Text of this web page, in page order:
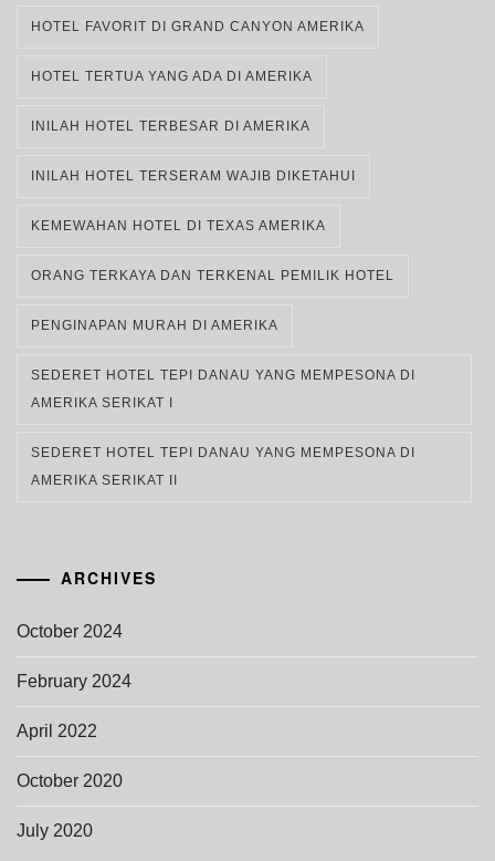
HOTEL FAVORIT DI GRAND CANYON AMERIKA
HOTEL TERTUA YANG ADA DI AMERIKA
INILAH HOTEL TERBESAR DI AMERIKA
INILAH HOTEL TERSERAM WAJIB DIKETAHUI
KEMEWAHAN HOTEL DI TEXAS AMERIKA
ORANG TERKAYA DAN TERKENAL PEMILIK HOTEL
PENGINAPAN MURAH DI AMERIKA
SEDERET HOTEL TEPI DANAU YANG MEMPESONA DI
AMERIKA SERIKAT I
SEDERET HOTEL TEPI DANAU YANG MEMPESONA DI
AMERIKA SERIKAT II
ARCHIVES
October 2024
February 2024
April 2022
October 2020
July 2020